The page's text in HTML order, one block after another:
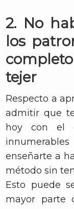
2. No
los
tejer
Respecto a
admitir que
hoy con el
enseñarte a
método sin
Esto puede
mayor parte